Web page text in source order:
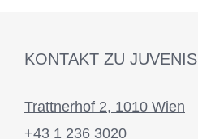
KONTAKT ZU JUVENIS
Trattnerhof 2, 1010 Wien
+43 1 236 3020